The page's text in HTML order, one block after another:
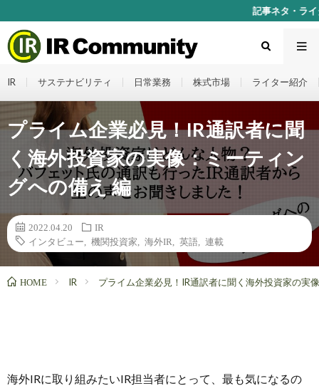
記事ネタ・ライター募集中！ お問い
IR サステナビリティ 日常業務 株式市場 ライター紹介
プライム企業必見！IR通訳者に聞
く海外投資家の実像：ミーティン
グへの備え 編
2022.04.20
IR
インタビュー
機関投資家 海外IR 英語 連載
HOME IR プライム企業必見！IR通訳者に聞く海外投資家の実
海外IRに取り組みたいIR担当者にとって、最も気になるの